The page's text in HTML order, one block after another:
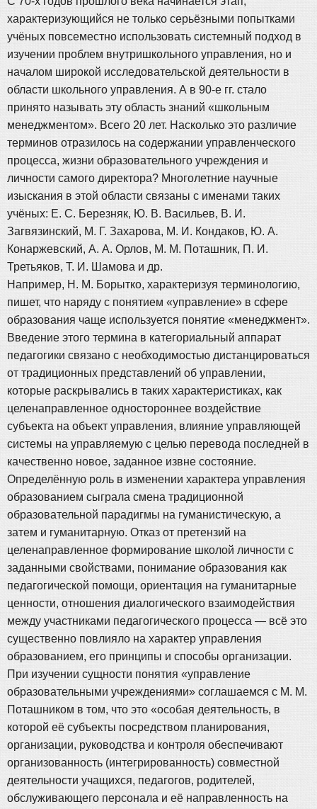
характеризующийся не только серьёзными попытками
учёных повсеместно использовать системный подход в
изучении проблем внутришкольного управления, но и
началом широкой исследовательской деятельности в
области школьного управления. А в 90-е гг. стало
принято называть эту область знаний «школьным
менеджментом». Всего 20 лет. Насколько это различие
терминов отразилось на содержании управленческого
процесса, жизни образовательного учреждения и
личности самого директора? Многолетние научные
изыскания в этой области связаны с именами таких
учёных: Е. С. Березняк, Ю. В. Васильев, В. И.
Загвязинский, М. Г. Захарова, М. И. Кондаков, Ю. А.
Конаржевский, А. А. Орлов, М. М. Поташник, П. И.
Третьяков, Т. И. Шамова и др.
Например, Н. М. Борытко, характеризуя терминологию,
пишет, что наряду с понятием «управление» в сфере
образования чаще используется понятие «менеджмент».
Введение этого термина в категориальный аппарат
педагогики связано с необходимостью дистанцироваться
от традиционных представлений об управлении,
которые раскрывались в таких характеристиках, как
целенаправленное одностороннее воздействие
субъекта на объект управления, влияние управляющей
системы на управляемую с целью перевода последней в
качественно новое, заданное извне состояние.
Определённую роль в изменении характера управления
образованием сыграла смена традиционной
образовательной парадигмы на гуманистическую, а
затем и гуманитарную. Отказ от претензий на
целенаправленное формирование школой личности с
заданными свойствами, понимание образования как
педагогической помощи, ориентация на гуманитарные
ценности, отношения диалогического взаимодействия
между участниками педагогического процесса — всё это
существенно повлияло на характер управления
образованием, его принципы и способы организации.
При изучении сущности понятия «управление
образовательными учреждениями» соглашаемся с М. М.
Поташником в том, что это «особая деятельность, в
которой её субъекты посредством планирования,
организации, руководства и контроля обеспечивают
организованность (интегрированность) совместной
деятельности учащихся, педагогов, родителей,
обслуживающего персонала и её направленность на